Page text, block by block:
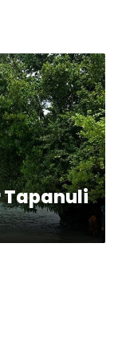
Tapanuli